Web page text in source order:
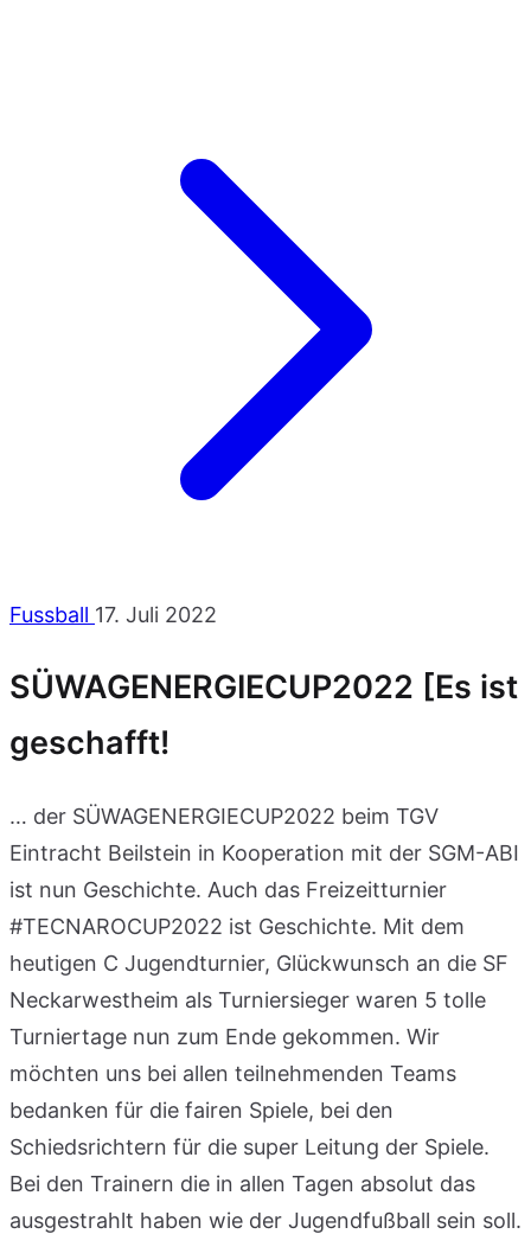
Fussball 17. Juli 2022
SÜWAGENERGIECUP2022 [Es ist
geschafft!
… der SÜWAGENERGIECUP2022 beim TGV
Eintracht Beilstein in Kooperation mit der SGM-ABI
ist nun Geschichte. Auch das Freizeitturnier
#TECNAROCUP2022 ist Geschichte. Mit dem
heutigen C Jugendturnier, Glückwunsch an die SF
Neckarwestheim als Turniersieger waren 5 tolle
Turniertage nun zum Ende gekommen. Wir
möchten uns bei allen teilnehmenden Teams
bedanken für die fairen Spiele, bei den
Schiedsrichtern für die super Leitung der Spiele.
Bei den Trainern die in allen Tagen absolut das
ausgestrahlt haben wie der Jugendfußball sein soll.